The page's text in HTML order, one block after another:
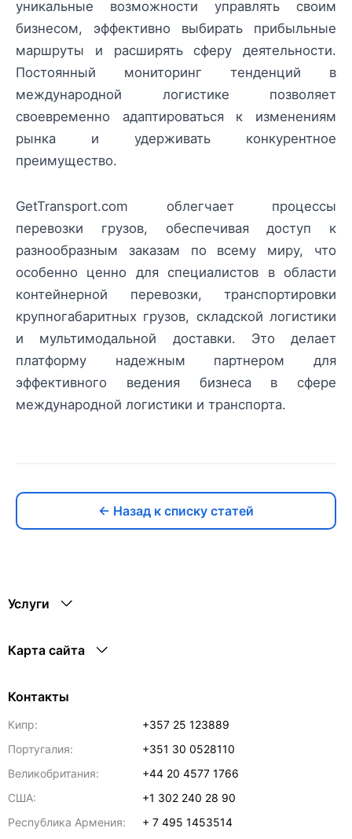
уникальные возможности управлять своим
бизнесом, эффективно выбирать прибыльные
маршруты и расширять сферу деятельности.
Постоянный мониторинг тенденций в
международной логистике позволяет
своевременно адаптироваться к изменениям
рынка и удерживать конкурентное
преимущество.
GetTransport.com облегчает процессы
перевозки грузов, обеспечивая доступ к
разнообразным заказам по всему миру, что
особенно ценно для специалистов в области
контейнерной перевозки, транспортировки
крупногабаритных грузов, складской логистики
и мультимодальной доставки. Это делает
платформу надежным партнером для
эффективного ведения бизнеса в сфере
международной логистики и транспорта.
← Назад к списку статей
Услуги
Карта сайта
Контакты
Кипр:
+357 25 123889
Португалия:
+351 30 0528110
Великобритания:
+44 20 4577 1766
США:
+1 302 240 28 90
Республика Армения:
+ 7 495 1453514